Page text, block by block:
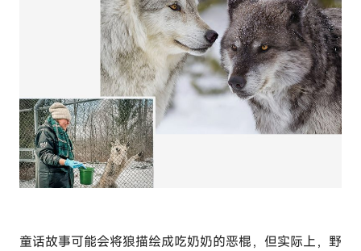
童话故事可能会将狼描绘成吃奶奶的恶棍，但实际上，野